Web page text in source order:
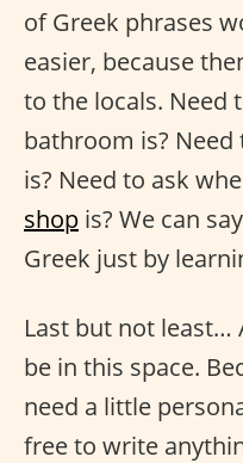
of Greek phrases
easier, because
to the locals. Need
bathroom is?
is? Need to ask
shop is? We can
Greek just by
Last but not least…
be in this space.
need a little
free to write